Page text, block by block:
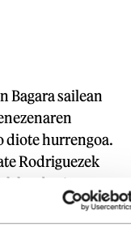
Bagara sailean
diote hurrengoa.
Rodriguezek
landu zituen